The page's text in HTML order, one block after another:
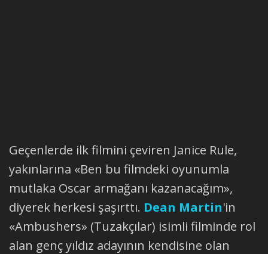
Geçenlerde ilk filmini çeviren Janice Rule,
yakınlarına «Ben bu filmdeki oyunumla
mutlaka Oscar armağanı kazanacağım»,
diyerek herkesi şaşırttı. Dean Martin'in
«Ambushers» (Tuzakçılar) isimli filminde rol
alan genç yıldız adayının kendisine olan